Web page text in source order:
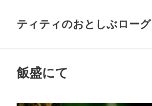
ティティのおとしぶローグ
飯盛にて